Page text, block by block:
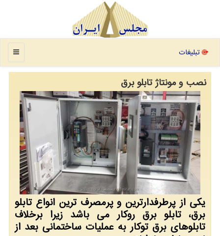
منو تبلیغات
نصب و مونتاژ تابلو برق
یکی از پرطرفدارترین و پرمصرف ترین انواع تابلو
برق، تابلو برق روکار می باشد زیرا برخلاف
تابلوهای برق توکار به عملیات ساختمانی بعد از